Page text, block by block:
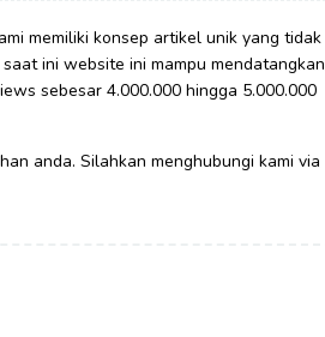
memiliki konsep artikel unik yang tidak
ini website ini mampu mendatangkan
sebesar 4.000.000 hingga 5.000.000
anda. Silahkan menghubungi kami via